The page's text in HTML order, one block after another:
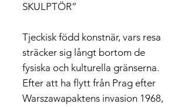
SKULPTÖR”
Tjeckisk född konstnär, vars resa
sträcker sig långt bortom de
fysiska och kulturella gränserna.
Efter att ha flytt från Prag efter
Warszawapaktens invasion 1968,